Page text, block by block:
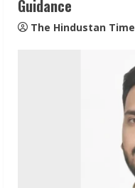
g
Guidance
The Hindustan Time